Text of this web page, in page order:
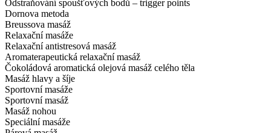
Odstraňování spoušťových bodů – trigger points
Dornova metoda
Breussova masáž
Relaxační masáže
Relaxační antistresová masáž
Aromaterapeutická relaxační masáž
Čokoládová aromatická olejová masáž celého těla
Masáž hlavy a šíje
Sportovní masáže
Sportovní masáž
Masáž nohou
Speciální masáže